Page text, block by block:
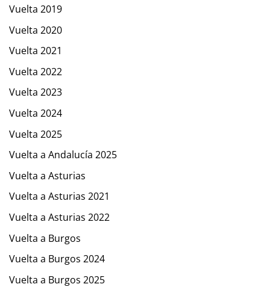
Vuelta 2019
Vuelta 2020
Vuelta 2021
Vuelta 2022
Vuelta 2023
Vuelta 2024
Vuelta 2025
Vuelta a Andalucía 2025
Vuelta a Asturias
Vuelta a Asturias 2021
Vuelta a Asturias 2022
Vuelta a Burgos
Vuelta a Burgos 2024
Vuelta a Burgos 2025